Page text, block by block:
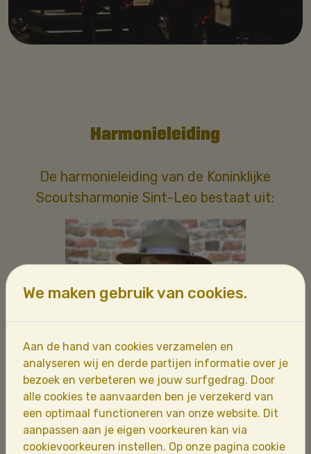
Harmonieleiding
De harmonieleiding van de Koninklijke
Scoutsharmonie Sint-Leo bestaat uit:
Bart Decock
Muziekleider
We maken gebruik van cookies.
Aan de hand van cookies verzamelen en
analyseren wij en derde partijen informatie over je
bezoek en verbeteren we jouw surfgedrag. Door
alle cookies te aanvaarden ben je verzekerd van
een optimaal functioneren van onze website. Dit
aanpassen aan je eigen voorkeuren kan via
cookievoorkeuren instellen. Op onze pagina cookie